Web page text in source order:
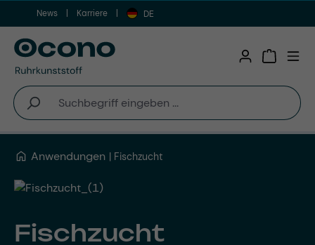
Zum Hauptinhalt springen
News Karriere DE
Anwendungen Fischzucht
Fischzucht